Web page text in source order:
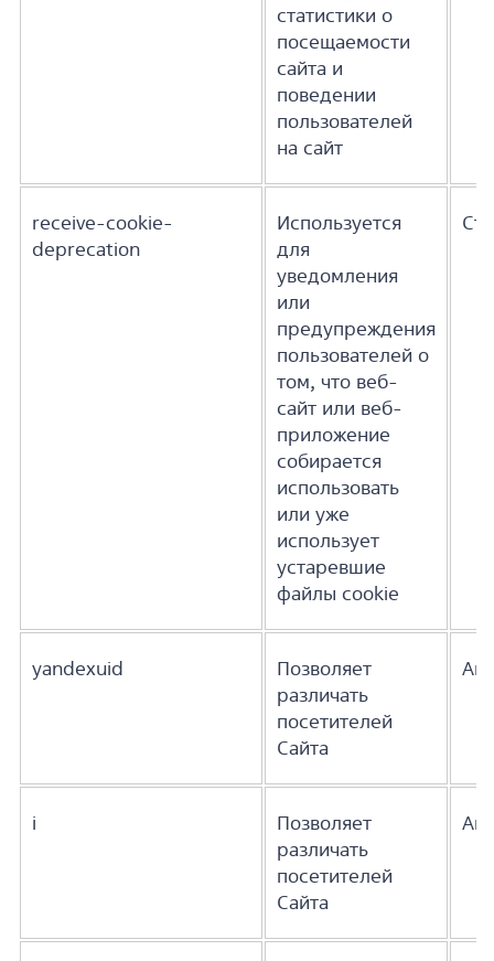
статистики о
посещаемости
сайта и
поведении
пользователей
на сайт
receive-cookie-
deprecation
Используется
для
уведомления
или
предупреждения
пользователей о
том, что веб-
сайт или веб-
приложение
собирается
использовать
или уже
использует
устаревшие
файлы cookie
yandexuid
Позволяет
различать
посетителей
Сайта
i
Позволяет
различать
посетителей
Сайта